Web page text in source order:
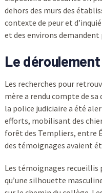
dehors des murs des
contexte de peur et
et des environs demandent
Le
Les recherches pour
mère a rendu compte de
la police judiciaire a été
efforts, mobilisant des
forêt des Templiers, entre
des témoignages avaient
Les témoignages recueillis
qu’une silhouette